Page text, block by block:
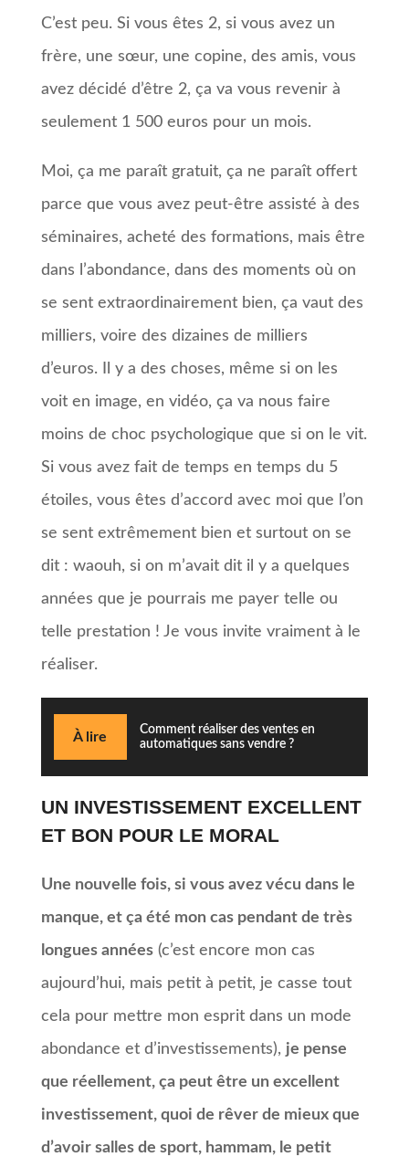
C’est peu. Si vous êtes 2, si vous avez un
frère, une sœur, une copine, des amis, vous
avez décidé d’être 2, ça va vous revenir à
seulement 1 500 euros pour un mois.
Moi, ça me paraît gratuit, ça ne paraît offert
parce que vous avez peut-être assisté à des
séminaires, acheté des formations, mais être
dans l’abondance, dans des moments où on
se sent extraordinairement bien, ça vaut des
milliers, voire des dizaines de milliers
d’euros. Il y a des choses, même si on les
voit en image, en vidéo, ça va nous faire
moins de choc psychologique que si on le vit.
Si vous avez fait de temps en temps du 5
étoiles, vous êtes d’accord avec moi que l’on
se sent extrêmement bien et surtout on se
dit : waouh, si on m’avait dit il y a quelques
années que je pourrais me payer telle ou
telle prestation ! Je vous invite vraiment à le
réaliser.
À lire
Comment réaliser des ventes en
automatiques sans vendre ?
UN INVESTISSEMENT EXCELLENT
ET BON POUR LE MORAL
Une nouvelle fois, si vous avez vécu dans le
manque, et ça été mon cas pendant de très
longues années(c’est encore mon cas
aujourd’hui, mais petit à petit, je casse tout
cela pour mettre mon esprit dans un mode
abondance et d’investissements), je pense
que réellement, ça peut être un excellent
investissement, quoi de rêver de mieux que
d’avoir salles de sport, hammam, le petit